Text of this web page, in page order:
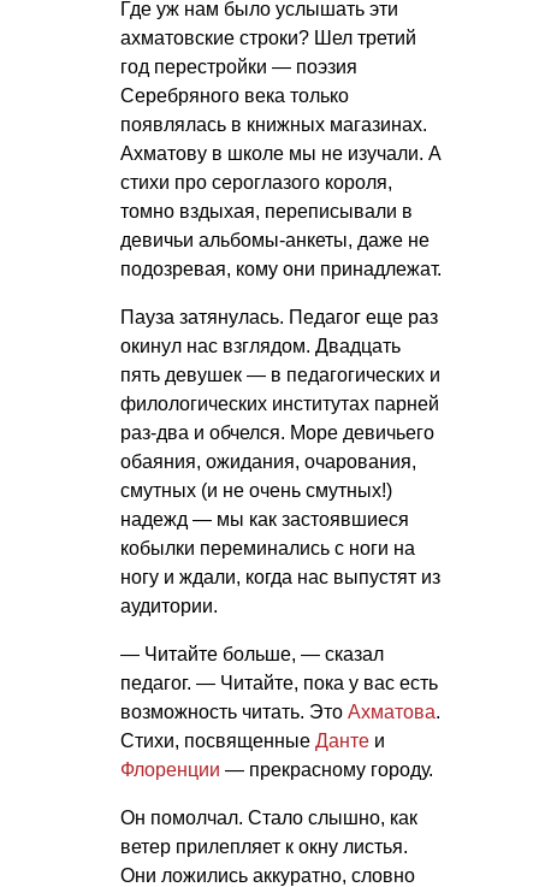
Где уж нам было услышать эти
ахматовские строки? Шел третий
год перестройки — поэзия
Серебряного века только
появлялась в книжных магазинах.
Ахматову в школе мы не изучали. А
стихи про сероглазого короля,
томно вздыхая, переписывали в
девичьи альбомы-анкеты, даже не
подозревая, кому они принадлежат.
Пауза затянулась. Педагог еще раз
окинул нас взглядом. Двадцать
пять девушек — в педагогических и
филологических институтах парней
раз-два и обчелся. Море девичьего
обаяния, ожидания, очарования,
смутных (и не очень смутных!)
надежд — мы как застоявшиеся
кобылки переминались с ноги на
ногу и ждали, когда нас выпустят из
аудитории.
— Читайте больше, — сказал
педагог. — Читайте, пока у вас есть
возможность читать. Это Ахматова.
Стихи, посвященные Данте и
Флоренции — прекрасному городу.
Он помолчал. Стало слышно, как
ветер прилепляет к окну листья.
Они ложились аккуратно, словно